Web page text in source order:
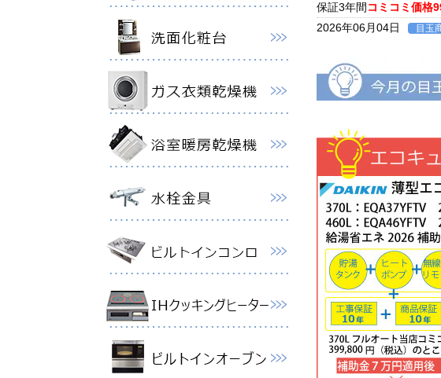
保証3年間 コミコミ価格
2026年06月04日
目玉
5年保証付き
2026年06月02日
キャ
クキャンペーン2026第
2026年06月02日
目玉
【1台限定特価！】三
格99,800円！完売しま
2026年05月22日
お知
ノーリツ・リンナイ・
2026年05月18日
目玉
ノーリツビルトインコ
79,800円！
数量限定の
2026年05月15日
目玉
パロマ屋外式エコジョ
事費（処分込）10年商